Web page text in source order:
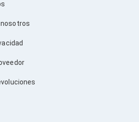
de Entretenimiento